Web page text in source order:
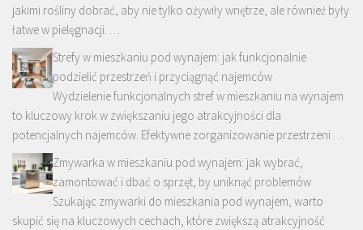
jakimi rośliny dobrać, aby nie tylko ożywiły wnętrze, ale również były
łatwe w pielęgnacji. …
Strefy w mieszkaniu pod wynajem: jak funkcjonalnie
podzielić przestrzeń i przyciągnąć najemców
Wydzielenie funkcjonalnych stref w mieszkaniu na wynajem
to kluczowy krok w zwiększaniu jego atrakcyjności dla
potencjalnych najemców. Efektywne zorganizowanie przestrzeni …
Zmywarka w mieszkaniu pod wynajem: jak wybrać,
zamontować i dbać o sprzęt, by uniknąć problemów
Szukając zmywarki do mieszkania pod wynajem, warto
skupić się na kluczowych cechach, które zwiększą atrakcyjność